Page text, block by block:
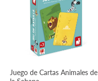
Juego de Cartas Animales de